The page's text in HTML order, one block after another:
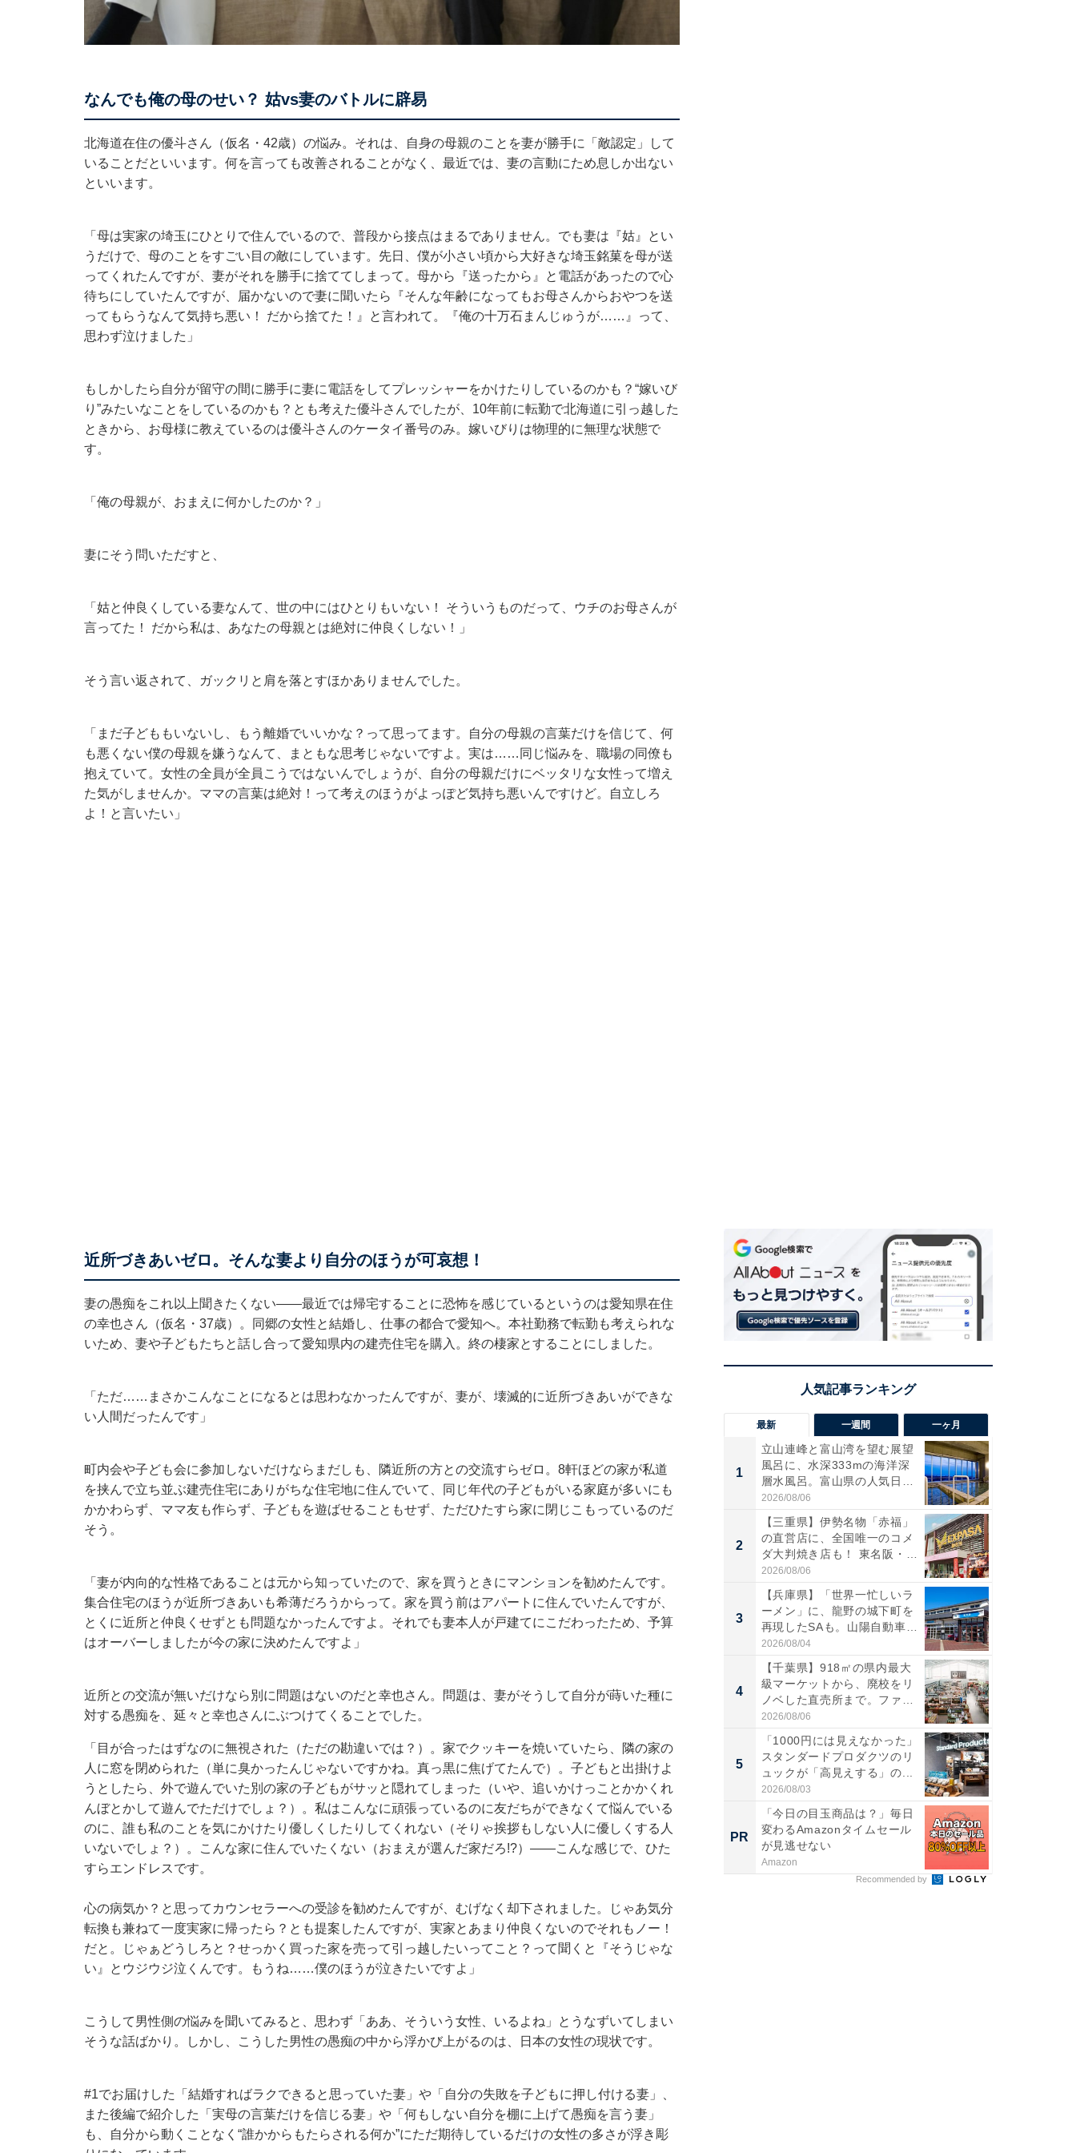
なんでも俺の母のせい？ 姑vs妻のバトルに辟易
北海道在住の優斗さん（仮名・42歳）の悩み。それは、自身の母親のことを妻が勝手に「敵認定」して
いることだといいます。何を言っても改善されることがなく、最近では、妻の言動にため息しか出ない
といいます。
「母は実家の埼玉にひとりで住んでいるので、普段から接点はまるでありません。でも妻は『姑』とい
うだけで、母のことをすごい目の敵にしています。先日、僕が小さい頃から大好きな埼玉銘菓を母が送
ってくれたんですが、妻がそれを勝手に捨ててしまって。母から『送ったから』と電話があったので心
待ちにしていたんですが、届かないので妻に聞いたら『そんな年齢になってもお母さんからおやつを送
ってもらうなんて気持ち悪い！ だから捨てた！』と言われて。『俺の十万石まんじゅうが……』って、
思わず泣けました」
もしかしたら自分が留守の間に勝手に妻に電話をしてプレッシャーをかけたりしているのかも？“嫁いび
り”みたいなことをしているのかも？とも考えた優斗さんでしたが、10年前に転勤で北海道に引っ越した
ときから、お母様に教えているのは優斗さんのケータイ番号のみ。嫁いびりは物理的に無理な状態で
す。
「俺の母親が、おまえに何かしたのか？」
妻にそう問いただすと、
「姑と仲良くしている妻なんて、世の中にはひとりもいない！ そういうものだって、ウチのお母さんが
言ってた！ だから私は、あなたの母親とは絶対に仲良くしない！」
そう言い返されて、ガックリと肩を落とすほかありませんでした。
「まだ子どももいないし、もう離婚でいいかな？って思ってます。自分の母親の言葉だけを信じて、何
も悪くない僕の母親を嫌うなんて、まともな思考じゃないですよ。実は……同じ悩みを、職場の同僚も
抱えていて。女性の全員が全員こうではないんでしょうが、自分の母親だけにベッタリな女性って増え
た気がしませんか。ママの言葉は絶対！って考えのほうがよっぽど気持ち悪いんですけど。自立しろ
よ！と言いたい」
近所づきあいゼロ。そんな妻より自分のほうが可哀想！
妻の愚痴をこれ以上聞きたくない――最近では帰宅することに恐怖を感じているというのは愛知県在住
の幸也さん（仮名・37歳）。同郷の女性と結婚し、仕事の都合で愛知へ。本社勤務で転勤も考えられな
いため、妻や子どもたちと話し合って愛知県内の建売住宅を購入。終の棲家とすることにしました。
「ただ……まさかこんなことになるとは思わなかったんですが、妻が、壊滅的に近所づきあいができな
い人間だったんです」
町内会や子ども会に参加しないだけならまだしも、隣近所の方との交流すらゼロ。8軒ほどの家が私道
を挟んで立ち並ぶ建売住宅にありがちな住宅地に住んでいて、同じ年代の子どもがいる家庭が多いにも
かかわらず、ママ友も作らず、子どもを遊ばせることもせず、ただひたすら家に閉じこもっているのだ
そう。
「妻が内向的な性格であることは元から知っていたので、家を買うときにマンションを勧めたんです。
集合住宅のほうが近所づきあいも希薄だろうからって。家を買う前はアパートに住んでいたんですが、
とくに近所と仲良くせずとも問題なかったんですよ。それでも妻本人が戸建てにこだわったため、予算
はオーバーしましたが今の家に決めたんですよ」
近所との交流が無いだけなら別に問題はないのだと幸也さん。問題は、妻がそうして自分が蒔いた種に
対する愚痴を、延々と幸也さんにぶつけてくることでした。
「目が合ったはずなのに無視された（ただの勘違いでは？）。家でクッキーを焼いていたら、隣の家の
人に窓を閉められた（単に臭かったんじゃないですかね。真っ黒に焦げてたんで）。子どもと出掛けよ
うとしたら、外で遊んでいた別の家の子どもがサッと隠れてしまった（いや、追いかけっことかかくれ
んぼとかして遊んでただけでしょ？）。私はこんなに頑張っているのに友だちができなくて悩んでいる
のに、誰も私のことを気にかけたり優しくしたりしてくれない（そりゃ挨拶もしない人に優しくする人
いないでしょ？）。こんな家に住んでいたくない（おまえが選んだ家だろ!?）――こんな感じで、ひた
すらエンドレスです。
心の病気か？と思ってカウンセラーへの受診を勧めたんですが、むげなく却下されました。じゃあ気分
転換も兼ねて一度実家に帰ったら？とも提案したんですが、実家とあまり仲良くないのでそれもノー！
だと。じゃぁどうしろと？せっかく買った家を売って引っ越したいってこと？って聞くと『そうじゃな
い』とウジウジ泣くんです。もうね……僕のほうが泣きたいですよ」
こうして男性側の悩みを聞いてみると、思わず「ああ、そういう女性、いるよね」とうなずいてしまい
そうな話ばかり。しかし、こうした男性の愚痴の中から浮かび上がるのは、日本の女性の現状です。
#1でお届けした「結婚すればラクできると思っていた妻」や「自分の失敗を子どもに押し付ける妻」、
また後編で紹介した「実母の言葉だけを信じる妻」や「何もしない自分を棚に上げて愚痴を言う妻」
も、自分から動くことなく“誰かからもたらされる何か”にただ期待しているだけの女性の多さが浮き彫
最新 一週間 一ヶ月
1
立山連峰と富山湾を望む展望
風呂に、水深333mの海洋深
層水風呂。富山県の人気日
帰...
2026/08/06
2
【三重県】伊勢名物「赤福」
の直営店に、全国唯一のコメ
ダ大判焼き店も！ 東名阪・
伊...
2026/08/06
3
【兵庫県】「世界一忙しいラ
ーメン」に、龍野の城下町を
再現したSAも。山陽自動車
道...
2026/08/04
4
【千葉県】918㎡の県内最大
級マーケットから、廃校をリ
ノベした直売所まで。ファ
ー...
2026/08/06
5
「1000円には見えなかった」
スタンダードプロダクツのリ
ュックが「高見えする」の...
2026/08/03
PR
「今日の目玉商品は？」毎日
変わるAmazonタイムセール
が見逃せない
Amazon
Recommended by